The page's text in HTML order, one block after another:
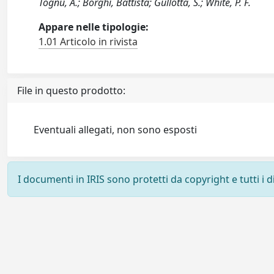
Appare nelle tipologie:
1.01 Articolo in rivista
File in questo prodotto:
Eventuali allegati, non sono esposti
I documenti in IRIS sono protetti da copyright e tutti i